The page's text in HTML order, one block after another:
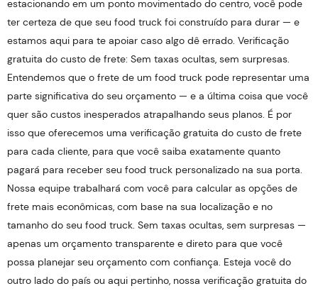
estacionando em um ponto movimentado do centro, você pode
ter certeza de que seu food truck foi construído para durar — e
estamos aqui para te apoiar caso algo dê errado. Verificação
gratuita do custo de frete: Sem taxas ocultas, sem surpresas.
Entendemos que o frete de um food truck pode representar uma
parte significativa do seu orçamento — e a última coisa que você
quer são custos inesperados atrapalhando seus planos. É por
isso que oferecemos uma verificação gratuita do custo de frete
para cada cliente, para que você saiba exatamente quanto
pagará para receber seu food truck personalizado na sua porta.
Nossa equipe trabalhará com você para calcular as opções de
frete mais econômicas, com base na sua localização e no
tamanho do seu food truck. Sem taxas ocultas, sem surpresas —
apenas um orçamento transparente e direto para que você
possa planejar seu orçamento com confiança. Esteja você do
outro lado do país ou aqui pertinho, nossa verificação gratuita do